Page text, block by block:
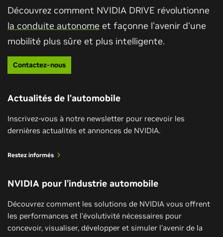
Découvrez comment NVIDIA DRIVE révolutionne
la conduite autonome et façonne l'avenir d'une
mobilité plus sûre et plus intelligente.
Contactez-nous
Actualités de l'automobile
Inscrivez-vous à notre newsletter pour recevoir les
dernières actualités et annonces de NVIDIA.
Restez informés
NVIDIA pour l’industrie automobile
Découvrez comment les solutions de NVIDIA vous offrent
les performances et l'évolutivité nécessaires pour
concevoir, visualiser, développer et simuler l'avenir de la